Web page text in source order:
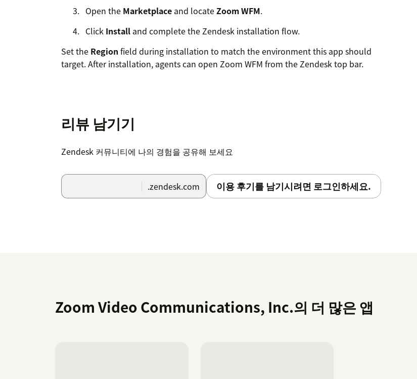
Open the Marketplace and locateZoom WFM.
Click Install and complete the Zendesk installation flow.
Set the Region field during installation to match the environment this app should
target. After installation, agents can open Zoom WFM from the Zendesk top bar.
리뷰 남기기
Zendesk 커뮤니티에 나의 경험을 공유해 보세요
.zendesk.com 이용 후기를 남기시려면 로그인하세요.
Zoom Video Communications, Inc.의 더 많은 앱